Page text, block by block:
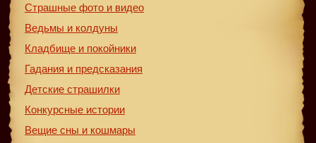
Страшные фото и видео
Ведьмы и колдуны
Кладбище и покойники
Гадания и предсказания
Детские страшилки
Конкурсные истории
Вещие сны и кошмары